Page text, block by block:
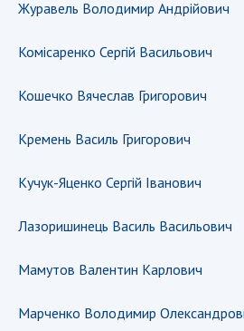
Відкрита наука в НАН
Робота з молоддю
Міжнародні угоди
Міжнародні програми та
Державний бюджет НАН
Журавель Володимир Андрійович
Комісаренко Сергій Васильович
Кошечко Вячеслав Григорович
Кремень Василь Григорович
Кучук-Яценко Сергій Іванович
Лазоришинець Василь Васильович
Мамутов Валентин Карлович
Марченко Володимир